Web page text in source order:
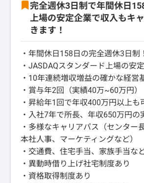
完全週休3日制で年間休日
上場の安定企業で収入もキ
きます！
・年間休日158日の完全週休3日制！
・JASDAQスタンダード上場の安
・10年連続増収増益の確かな経営
・賞与年2回（実績40万~60万円）
・昇給年1回で年収400万円以上も
・入社7年で所長、年収650万円の
・多様なキャリアパス（センター
本社人事、マーケティングなど）
・交通費、住宅手当、家族手当な
・異動時借り上げ社宅制度あり
・資格取得制度あり